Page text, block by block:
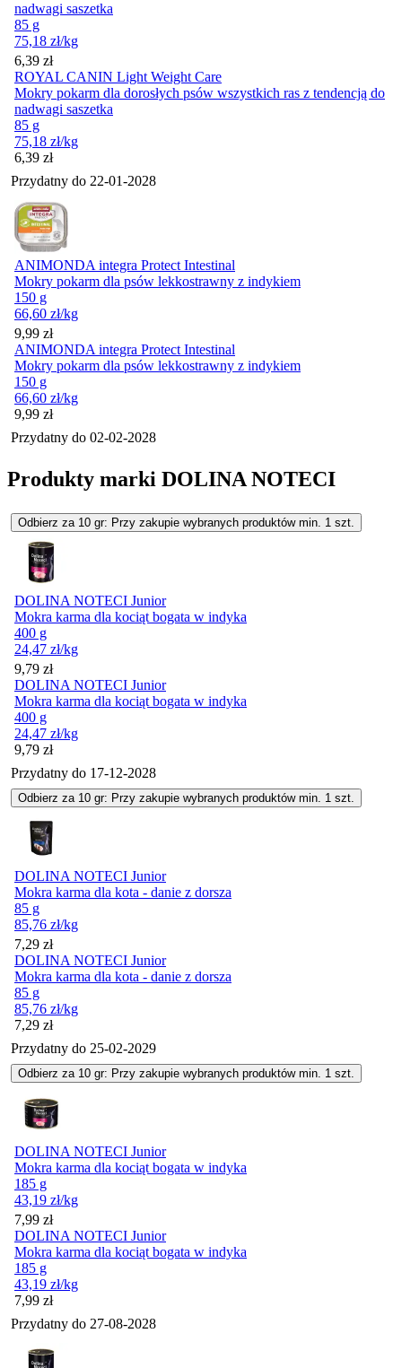
nadwagi saszetka
85 g
75,18 zł/kg
Cena
6,39 zł
ROYAL CANIN Light Weight Care
Mokry pokarm dla dorosłych psów wszystkich ras z tendencją do
nadwagi saszetka
85 g
75,18 zł/kg
Cena
6,39 zł
Przydatny do 22-01-2028
ANIMONDA integra Protect Intestinal
Mokry pokarm dla psów lekkostrawny z indykiem
150 g
66,60 zł/kg
Cena
9,99 zł
ANIMONDA integra Protect Intestinal
Mokry pokarm dla psów lekkostrawny z indykiem
150 g
66,60 zł/kg
Cena
9,99 zł
Przydatny do 02-02-2028
Produkty marki DOLINA NOTECI
Odbierz za 10 gr: Przy zakupie wybranych produktów min. 1 szt.
DOLINA NOTECI Junior
Mokra karma dla kociąt bogata w indyka
400 g
24,47 zł/kg
Cena
9,79 zł
DOLINA NOTECI Junior
Mokra karma dla kociąt bogata w indyka
400 g
24,47 zł/kg
Cena
9,79 zł
Przydatny do 17-12-2028
Odbierz za 10 gr: Przy zakupie wybranych produktów min. 1 szt.
DOLINA NOTECI Junior
Mokra karma dla kota - danie z dorsza
85 g
85,76 zł/kg
Cena
7,29 zł
DOLINA NOTECI Junior
Mokra karma dla kota - danie z dorsza
85 g
85,76 zł/kg
Cena
7,29 zł
Przydatny do 25-02-2029
Odbierz za 10 gr: Przy zakupie wybranych produktów min. 1 szt.
DOLINA NOTECI Junior
Mokra karma dla kociąt bogata w indyka
185 g
43,19 zł/kg
Cena
7,99 zł
DOLINA NOTECI Junior
Mokra karma dla kociąt bogata w indyka
185 g
43,19 zł/kg
Cena
7,99 zł
Przydatny do 27-08-2028